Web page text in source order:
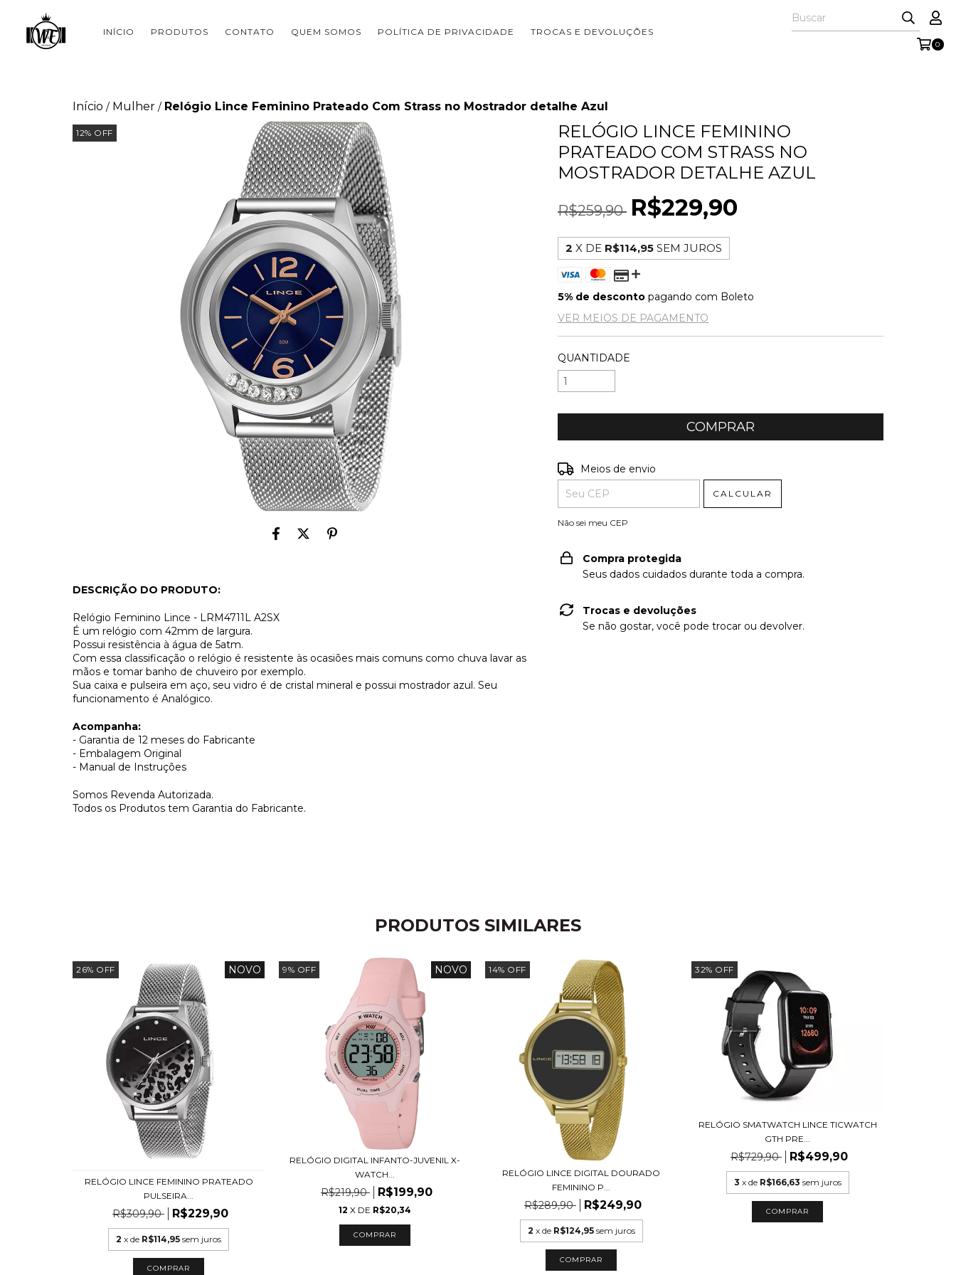
INÍCIO PRODUTOS CONTATO QUEM SOMOS POLÍTICA DE PRIVACIDADE TROCAS E DEVOLUÇÕES
0
Início / Mulher / Relógio Lince Feminino Prateado Com Strass no Mostrador detalhe Azul
12% OFF
DESCRIÇÃO DO PRODUTO:
Relógio Feminino Lince - LRM4711L A2SX
É um relógio com 42mm de largura.
Possui resistência à água de 5atm.
Com essa classificação o relógio é resistente às ocasiões mais comuns como chuva lavar as
mãos e tomar banho de chuveiro por exemplo.
Sua caixa e pulseira em aço, seu vidro é de cristal mineral e possui mostrador azul. Seu
funcionamento é Analógico.
Acompanha:
- Garantia de 12 meses do Fabricante
- Embalagem Original
- Manual de Instruções
Somos Revenda Autorizada.
Todos os Produtos tem Garantia do Fabricante.
RELÓGIO LINCE FEMININO
PRATEADO COM STRASS NO
MOSTRADOR DETALHE AZUL
R$259,90 R$229,90
2 X DE R$114,95 SEM JUROS
5% de desconto pagando com Boleto
VER MEIOS DE PAGAMENTO
QUANTIDADE
Entregas para o CEP:
Meios de envio
CALCULAR
Não sei meu CEP
Compra protegida
Seus dados cuidados durante toda a compra.
Trocas e devoluções
Se não gostar, você pode trocar ou devolver.
PRODUTOS SIMILARES
26% OFF NOVO
RELÓGIO LINCE FEMININO PRATEADO
PULSEIRA...
R$309,90 R$229,90
2 x de R$114,95 sem juros
9% OFF NOVO
RELÓGIO DIGITAL INFANTO-JUVENIL X-
WATCH...
R$219,90 R$199,90
12 X DE R$20,34
14% OFF
RELÓGIO LINCE DIGITAL DOURADO
FEMININO P...
R$289,90 R$249,90
2 x de R$124,95 sem juros
32% OFF
RELÓGIO SMATWATCH LINCE TICWATCH
GTH PRE...
R$729,90 R$499,90
3 x de R$166,63 sem juros